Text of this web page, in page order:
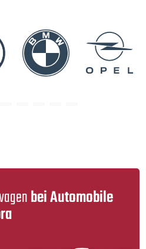
bei Automobile